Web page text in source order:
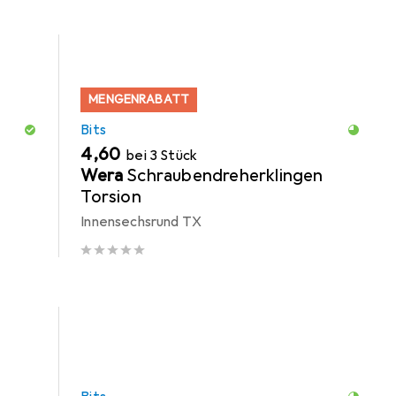
MENGENRABATT
Bits
EUR
4,60 bei 3 Stück
Wera Schraubendreherklingen
Torsion
Innensechsrund TX